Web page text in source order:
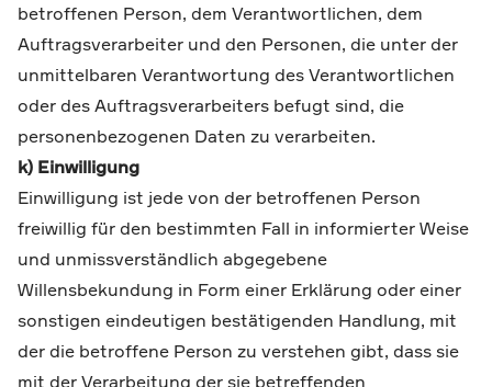
betroffenen Person, dem Verantwortlichen, dem
Auftragsverarbeiter und den Personen, die unter der
unmittelbaren Verantwortung des Verantwortlichen
oder des Auftragsverarbeiters befugt sind, die
personenbezogenen Daten zu verarbeiten.
k) Einwilligung
Einwilligung ist jede von der betroffenen Person
freiwillig für den bestimmten Fall in informierter Weise
und unmissverständlich abgegebene
Willensbekundung in Form einer Erklärung oder einer
sonstigen eindeutigen bestätigenden Handlung, mit
der die betroffene Person zu verstehen gibt, dass sie
mit der Verarbeitung der sie betreffenden